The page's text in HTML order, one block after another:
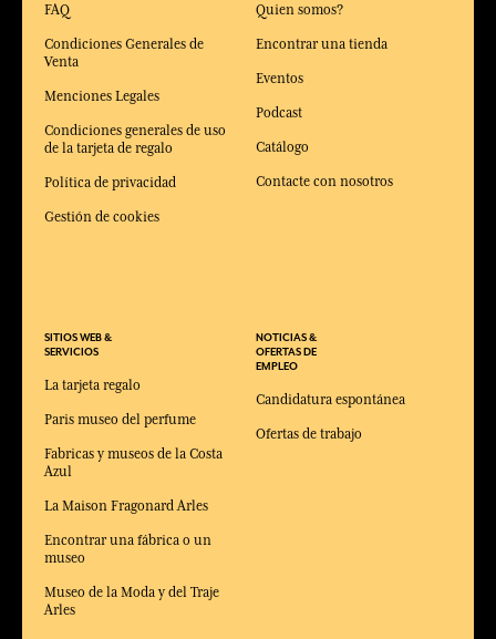
FAQ
Condiciones Generales de
Venta
Menciones Legales
Condiciones generales de uso
de la tarjeta de regalo
Política de privacidad
Gestión de cookies
SITIOS WEB &
SERVICIOS
La tarjeta regalo
Paris museo del perfume
Fabricas y museos de la Costa
Azul
La Maison Fragonard Arles
Encontrar una fábrica o un
museo
Museo de la Moda y del Traje
Arles
Quien somos?
Encontrar una tienda
Eventos
Podcast
Catálogo
Contacte con nosotros
NOTICIAS &
OFERTAS DE
EMPLEO
Candidatura espontánea
Ofertas de trabajo